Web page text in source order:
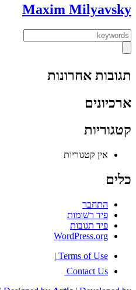
Maxim Milyavsky
תגובות אחרונות
ארכיונים
קטגוריות
אין קטגוריות
כלים
התחבר
פיד רשומות
פיד תגובות
WordPress.org
Terms of Use
|
Contact Us